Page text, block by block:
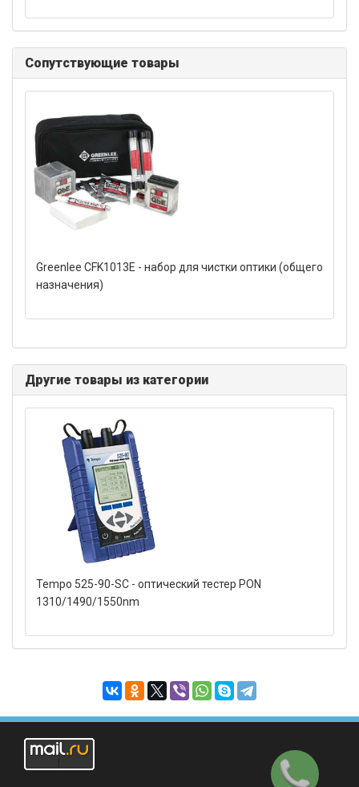
Сопутствующие товары
Greenlee CFK1013E - набор для чистки оптики (общего
назначения)
Другие товары из категории
Tempo 525-90-SC - оптический тестер PON
1310/1490/1550nm
Заказать
звонок